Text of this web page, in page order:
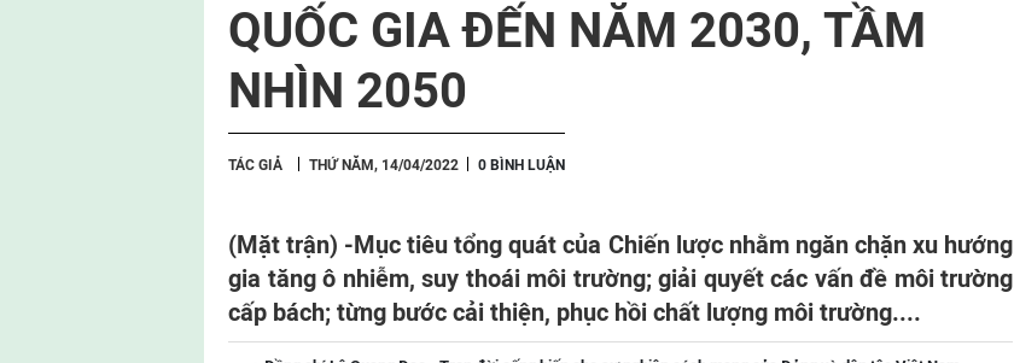
QUỐC GIA ĐẾN NĂM 2030, TẦM
NHÌN 2050
TÁC GIẢ THỨ NĂM, 14/04/2022 0 BÌNH LUẬN
(Mặt trận) -Mục tiêu tổng quát của Chiến lược nhằm ngăn chặn xu hướng
gia tăng ô nhiễm, suy thoái môi trường; giải quyết các vấn đề môi trường
cấp bách; từng bước cải thiện, phục hồi chất lượng môi trường....